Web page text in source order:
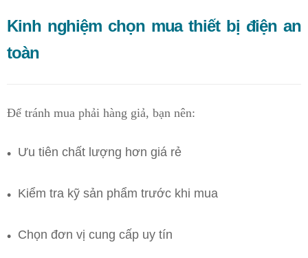
Kinh nghiệm chọn mua thiết bị điện an
toàn
Để tránh mua phải hàng giả, bạn nên:
Ưu tiên chất lượng hơn giá rẻ
Kiểm tra kỹ sản phẩm trước khi mua
Chọn đơn vị cung cấp uy tín